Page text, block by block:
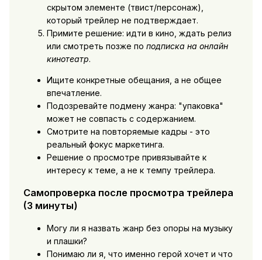
скрытом элементе (твист/персонаж),
который трейлер не подтверждает.
Примите решение: идти в кино, ждать релиз
или смотреть позже по подписка на онлайн
кинотеатр.
Ищите конкретные обещания, а не общее
впечатление.
Подозревайте подмену жанра: "упаковка"
может не совпасть с содержанием.
Смотрите на повторяемые кадры - это
реальный фокус маркетинга.
Решение о просмотре привязывайте к
интересу к теме, а не к темпу трейлера.
Самопроверка после просмотра трейлера
(3 минуты)
Могу ли я назвать жанр без опоры на музыку
и плашки?
Понимаю ли я, что именно герой хочет и что